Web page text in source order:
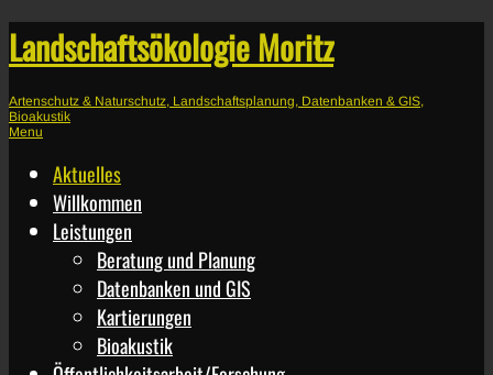
Landschaftsökologie Moritz
Artenschutz & Naturschutz, Landschaftsplanung, Datenbanken & GIS,
Bioakustik
Menu
Aktuelles
Willkommen
Leistungen
Beratung und Planung
Datenbanken und GIS
Kartierungen
Bioakustik